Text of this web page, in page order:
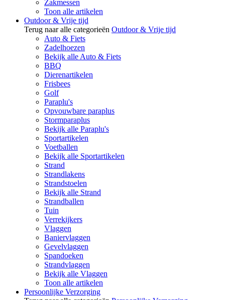
Zakmessen
Toon alle artikelen
Outdoor & Vrije tijd
Terug naar alle categorieën Outdoor & Vrije tijd
Auto & Fiets
Zadelhoezen
Bekijk alle Auto & Fiets
BBQ
Dierenartikelen
Frisbees
Golf
Paraplu's
Opvouwbare paraplus
Stormparaplus
Bekijk alle Paraplu's
Sportartikelen
Voetballen
Bekijk alle Sportartikelen
Strand
Strandlakens
Strandstoelen
Bekijk alle Strand
Strandballen
Tuin
Verrekijkers
Vlaggen
Baniervlaggen
Gevelvlaggen
Spandoeken
Strandvlaggen
Bekijk alle Vlaggen
Toon alle artikelen
Persoonlijke Verzorging